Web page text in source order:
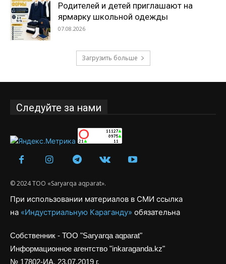
Родителей и детей приглашают на
ярмарку школьной одежды
07.08.2026
Загрузить больше
Следуйте за нами
© 2024 ТОО «Saryarqa aqparat».
При использовании материалов в СМИ ссылка
на «Индустриальную Караганду» обязательна
Собственник - ТОО "Saryarqa aqparat"
Информационное агентство "inkaraganda.kz"
№ 17802-ИА, 23.07.2019 г.